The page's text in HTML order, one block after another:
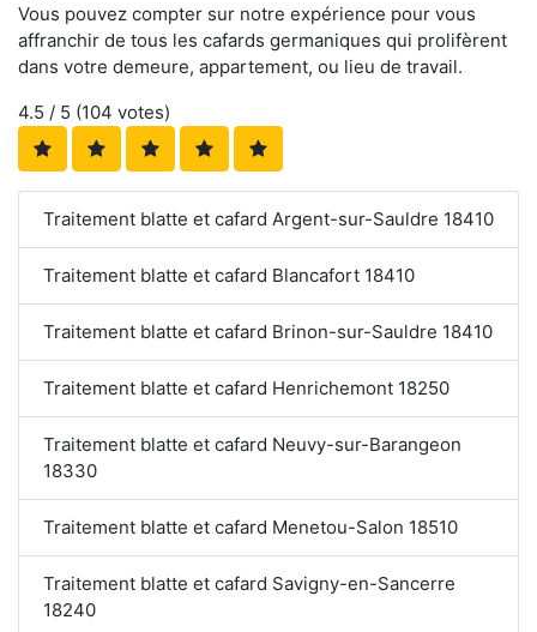
Vous pouvez compter sur notre expérience pour vous
affranchir de tous les cafards germaniques qui prolifèrent
dans votre demeure, appartement, ou lieu de travail.
4.5 / 5 (104 votes)
Traitement blatte et cafard Argent-sur-Sauldre 18410
Traitement blatte et cafard Blancafort 18410
Traitement blatte et cafard Brinon-sur-Sauldre 18410
Traitement blatte et cafard Henrichemont 18250
Traitement blatte et cafard Neuvy-sur-Barangeon
18330
Traitement blatte et cafard Menetou-Salon 18510
Traitement blatte et cafard Savigny-en-Sancerre
18240